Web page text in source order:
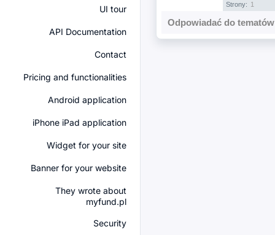
UI tour
API Documentation
Contact
Pricing and functionalities
Android application
iPhone iPad application
Widget for your site
Banner for your website
They wrote about
myfund.pl
Security
Strony: 1
Odpowiadać do